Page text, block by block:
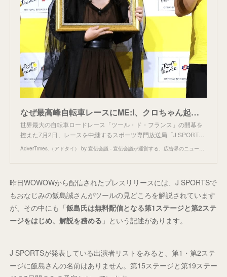
なぜ最高峰自転車レースにME:I、クロちゃん起用？ J SPORTSがツール・ド・フランスで探る“長寿コンテンツ”の広げ方
世界最大の自転車ロードレース「ツール・ド・フランス」の開幕を
控えた7月2日、レースを中継するスポーツ専門放送局「J SPORT…
AdverTimes.（アドタイ） by 宣伝会議 - 宣伝会議が運営する、広告界のニュース＆情報プラットフォーム「AdverTimes.（アドタイ）」
昨日WOWOWから配信されたプレスリリースには、J SPORTSで
もおなじみの飯島誠さんがツールの見どころを解説されています
が、その中にも「飯島氏は無料配信となる第1ステージと第2ステ
ージをはじめ、解説を務める 」という記述があります。
J SPORTSが発表している出演者リストをみると、第1・第2ステ
ージに飯島さんの名前はありません。第15ステージと第19ステー